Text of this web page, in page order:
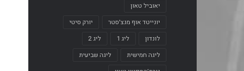
יאוביל טאון
יונייטד אוף מנצ׳סטר
יורק סיטי
לונדון
ליג 1
ליג 2
ליגה חמישית
ליגה שביעית